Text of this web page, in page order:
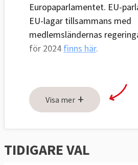
Europaparlamentet. EU-
EU-lagar tillsammans med
medlemsländernas
för 2024 finns här.
EU-valet 2024:
De
partierna
SjälvtestProva unik
Visa mer +
TIDIGARE VAL